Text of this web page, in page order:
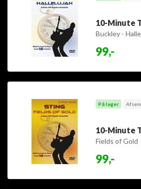
10-Minute
Buckley -
99,-
På lager
10-Minute
Fields of Gold
99,-